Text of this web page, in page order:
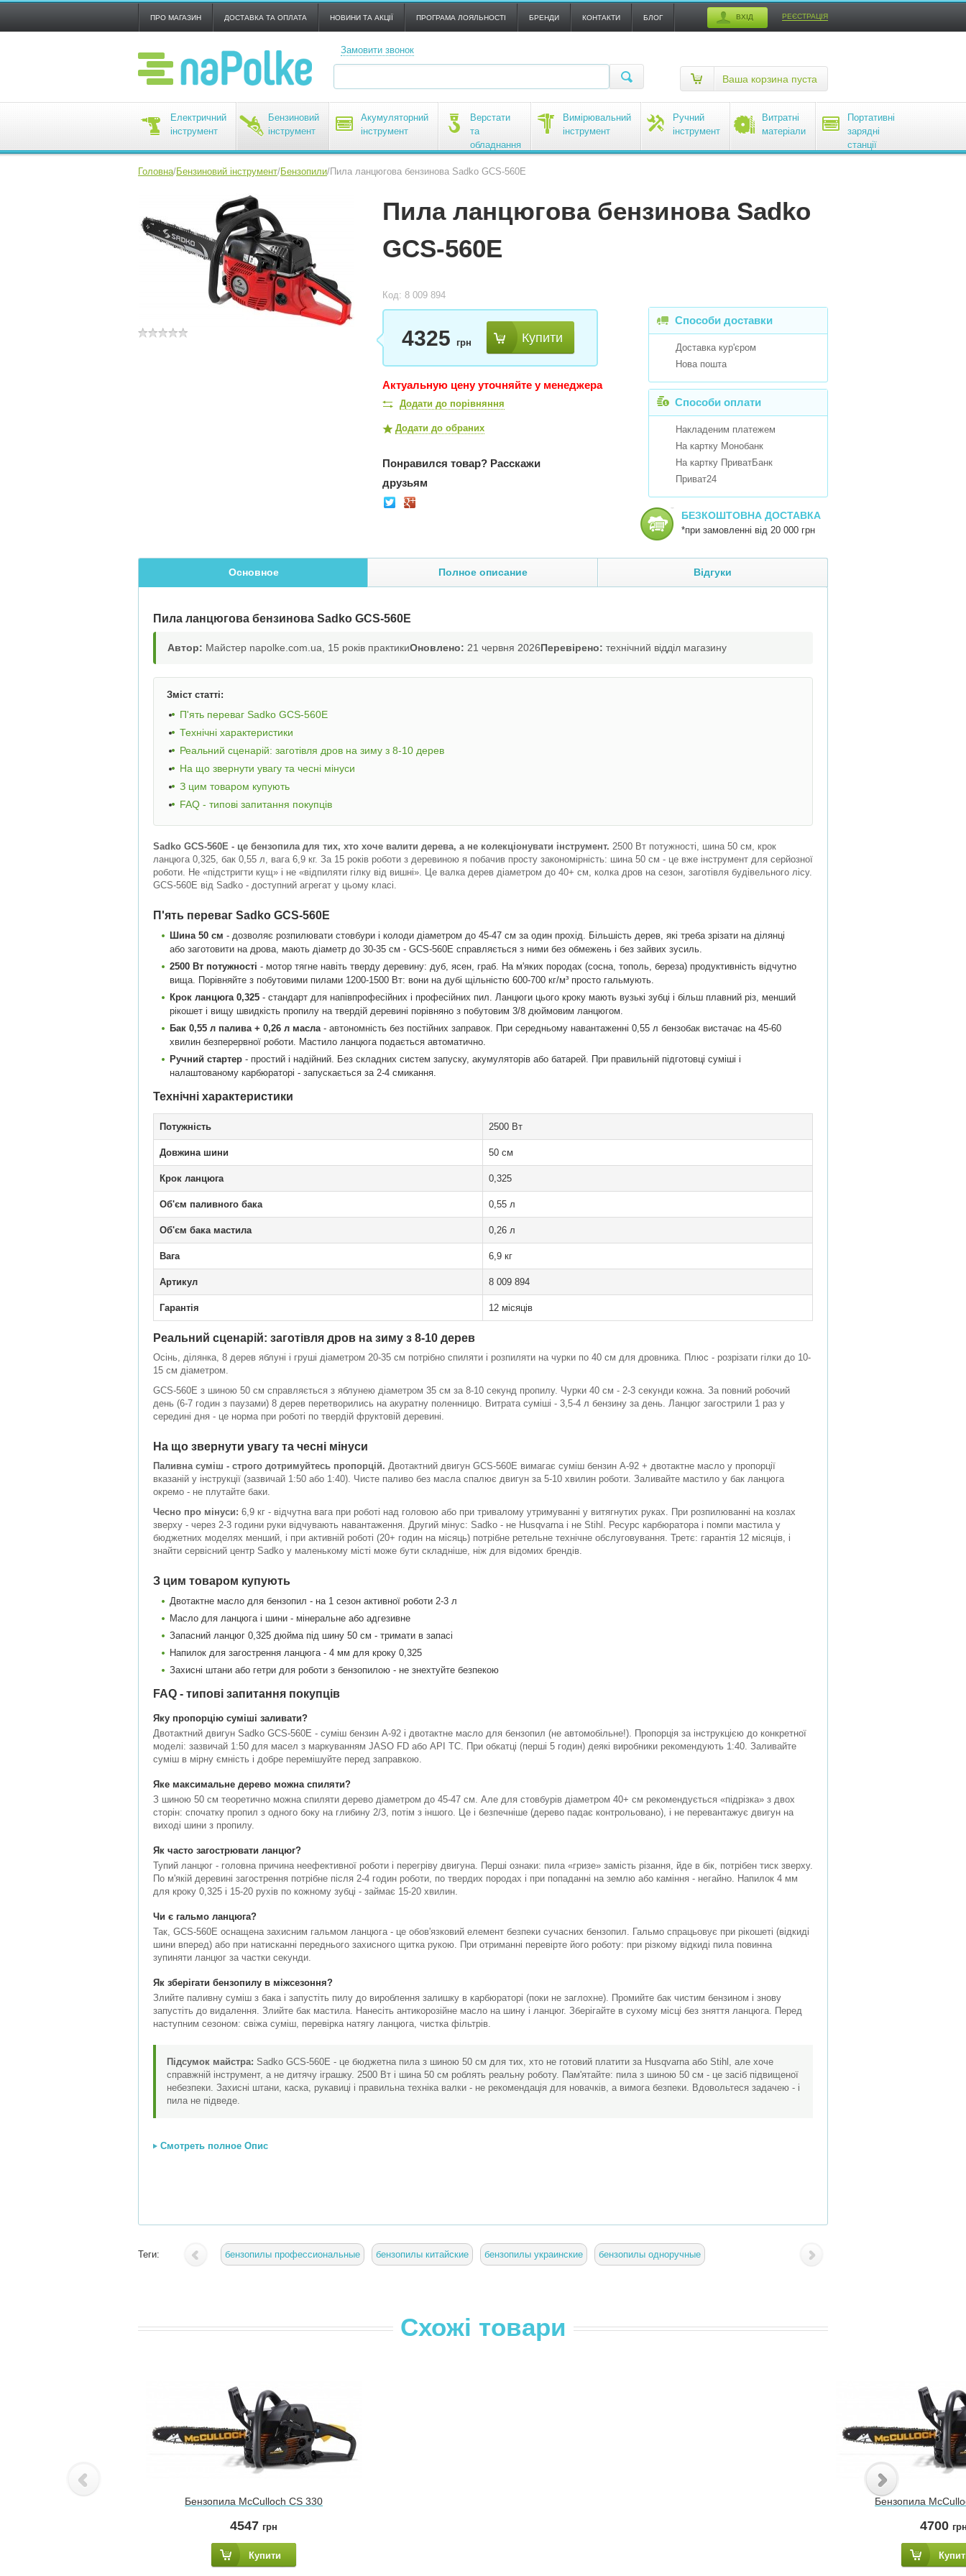
ПРО МАГАЗИН ДОСТАВКА ТА ОПЛАТА НОВИНИ ТА АКЦІЇ ПРОГРАМА ЛОЯЛЬНОСТІ БРЕНДИ КОНТАКТИ БЛОГ ВХІД РЕЄСТРАЦІЯ
Замовити звонок
Ваша корзина пуста
Електричний
інструмент
Бензиновий
інструмент
Акумуляторний
інструмент
Верстати
та
обладнання
Вимірювальний
інструмент
Ручний
інструмент
Витратні
матеріали
Портативні
зарядні
станції
EcoFlow
Головна/Бензиновий інструмент/Бензопили/Пила ланцюгова бензинова Sadko GCS-560E
Пила ланцюгова бензинова Sadko
GCS-560E
Код: 8 009 894
4325 грн Купити
Актуальную цену уточняйте у менеджера
Додати до порівняння
Додати до обраних
Понравился товар? Расскажи
друзьям
Способи доставки
Доставка кур'єром
Нова пошта
Способи оплати
Накладеним платежем
На картку Монобанк
На картку ПриватБанк
Приват24
БЕЗКОШТОВНА ДОСТАВКА
*при замовленні від 20 000 грн
Основное Полное описание Відгуки
Пила ланцюгова бензинова Sadko GCS-560E
Автор: Майстер napolke.com.ua, 15 років практикиОновлено: 21 червня 2026Перевірено: технічний відділ магазину
Зміст статті:
П'ять переваг Sadko GCS-560E
Технічні характеристики
Реальний сценарій: заготівля дров на зиму з 8-10 дерев
На що звернути увагу та чесні мінуси
З цим товаром купують
FAQ - типові запитання покупців
Sadko GCS-560E - це бензопила для тих, хто хоче валити дерева, а не колекціонувати інструмент. 2500 Вт потужності, шина 50 см, крок
ланцюга 0,325, бак 0,55 л, вага 6,9 кг. За 15 років роботи з деревиною я побачив просту закономірність: шина 50 см - це вже інструмент для серйозної
роботи. Не «підстригти кущ» і не «відпиляти гілку від вишні». Це валка дерев діаметром до 40+ см, колка дров на сезон, заготівля будівельного лісу.
GCS-560E від Sadko - доступний агрегат у цьому класі.
П'ять переваг Sadko GCS-560E
Шина 50 см - дозволяє розпилювати стовбури і колоди діаметром до 45-47 см за один прохід. Більшість дерев, які треба зрізати на ділянці
або заготовити на дрова, мають діаметр до 30-35 см - GCS-560E справляється з ними без обмежень і без зайвих зусиль.
2500 Вт потужності - мотор тягне навіть тверду деревину: дуб, ясен, граб. На м'яких породах (сосна, тополь, береза) продуктивність відчутно
вища. Порівняйте з побутовими пилами 1200-1500 Вт: вони на дубі щільністю 600-700 кг/м³ просто гальмують.
Крок ланцюга 0,325 - стандарт для напівпрофесійних і професійних пил. Ланцюги цього кроку мають вузькі зубці і більш плавний різ, менший
рікошет і вищу швидкість пропилу на твердій деревині порівняно з побутовим 3/8 дюймовим ланцюгом.
Бак 0,55 л палива + 0,26 л масла- автономність без постійних заправок. При середньому навантаженні 0,55 л бензобак вистачає на 45-60
хвилин безперервної роботи. Мастило ланцюга подається автоматично.
Ручний стартер - простий і надійний. Без складних систем запуску, акумуляторів або батарей. При правильній підготовці суміші і
налаштованому карбюраторі - запускається за 2-4 смикання.
Технічні характеристики
Потужність 2500 Вт
Довжина шини 50 см
Крок ланцюга 0,325
Об'єм паливного бака 0,55 л
Об'єм бака мастила 0,26 л
Вага 6,9 кг
Артикул 8 009 894
Гарантія 12 місяців
Реальний сценарій: заготівля дров на зиму з 8-10 дерев
Осінь, ділянка, 8 дерев яблуні і груші діаметром 20-35 см потрібно спиляти і розпиляти на чурки по 40 см для дровника. Плюс - розрізати гілки до 10-
15 см діаметром.
GCS-560E з шиною 50 см справляється з яблунею діаметром 35 см за 8-10 секунд пропилу. Чурки 40 см - 2-3 секунди кожна. За повний робочий
день (6-7 годин з паузами) 8 дерев перетворились на акуратну поленницю. Витрата суміші - 3,5-4 л бензину за день. Ланцюг загострили 1 раз у
середині дня - це норма при роботі по твердій фруктовій деревині.
На що звернути увагу та чесні мінуси
Паливна суміш - строго дотримуйтесь пропорцій. Двотактний двигун GCS-560E вимагає суміш бензин А-92 + двотактне масло у пропорції
вказаній у інструкції (зазвичай 1:50 або 1:40). Чисте паливо без масла спалює двигун за 5-10 хвилин роботи. Заливайте мастило у бак ланцюга
окремо - не плутайте баки.
Чесно про мінуси: 6,9 кг - відчутна вага при роботі над головою або при тривалому утримуванні у витягнутих руках. При розпилюванні на козлах
зверху - через 2-3 години руки відчувають навантаження. Другий мінус: Sadko - не Husqvarna і не Stihl. Ресурс карбюратора і помпи мастила у
бюджетних моделях менший, і при активній роботі (20+ годин на місяць) потрібне ретельне технічне обслуговування. Третє: гарантія 12 місяців, і
знайти сервісний центр Sadko у маленькому місті може бути складніше, ніж для відомих брендів.
З цим товаром купують
Двотактне масло для бензопил - на 1 сезон активної роботи 2-3 л
Масло для ланцюга і шини - мінеральне або адгезивне
Запасний ланцюг 0,325 дюйма під шину 50 см - тримати в запасі
Напилок для загострення ланцюга - 4 мм для кроку 0,325
Захисні штани або гетри для роботи з бензопилою - не знехтуйте безпекою
FAQ - типові запитання покупців
Яку пропорцію суміші заливати?
Двотактний двигун Sadko GCS-560E - суміш бензин А-92 і двотактне масло для бензопил (не автомобільне!). Пропорція за інструкцією до конкретної
моделі: зазвичай 1:50 для масел з маркуванням JASO FD або API TC. При обкатці (перші 5 годин) деякі виробники рекомендують 1:40. Заливайте
суміш в мірну ємність і добре перемішуйте перед заправкою.
Яке максимальне дерево можна спиляти?
З шиною 50 см теоретично можна спиляти дерево діаметром до 45-47 см. Але для стовбурів діаметром 40+ см рекомендується «підрізка» з двох
сторін: спочатку пропил з одного боку на глибину 2/3, потім з іншого. Це і безпечніше (дерево падає контрольовано), і не перевантажує двигун на
виході шини з пропилу.
Як часто загострювати ланцюг?
Тупий ланцюг - головна причина неефективної роботи і перегріву двигуна. Перші ознаки: пила «гризе» замість різання, йде в бік, потрібен тиск зверху.
По м'якій деревині загострення потрібне після 2-4 годин роботи, по твердих породах і при попаданні на землю або каміння - негайно. Напилок 4 мм
для кроку 0,325 і 15-20 рухів по кожному зубці - займає 15-20 хвилин.
Чи є гальмо ланцюга?
Так, GCS-560E оснащена захисним гальмом ланцюга - це обов'язковий елемент безпеки сучасних бензопил. Гальмо спрацьовує при рікошеті (відкиді
шини вперед) або при натисканні переднього захисного щитка рукою. При отриманні перевірте його роботу: при різкому відкиді пила повинна
зупиняти ланцюг за частки секунди.
Як зберігати бензопилу в міжсезоння?
Злийте паливну суміш з бака і запустіть пилу до вироблення залишку в карбюраторі (поки не заглохне). Промийте бак чистим бензином і знову
запустіть до видалення. Злийте бак мастила. Нанесіть антикорозійне масло на шину і ланцюг. Зберігайте в сухому місці без зняття ланцюга. Перед
наступним сезоном: свіжа суміш, перевірка натягу ланцюга, чистка фільтрів.
Підсумок майстра: Sadko GCS-560E - це бюджетна пила з шиною 50 см для тих, хто не готовий платити за Husqvarna або Stihl, але хоче
справжній інструмент, а не дитячу іграшку. 2500 Вт і шина 50 см роблять реальну роботу. Пам'ятайте: пила з шиною 50 см - це засіб підвищеної
небезпеки. Захисні штани, каска, рукавиці і правильна техніка валки - не рекомендація для новачків, а вимога безпеки. Вдовольтеся задачею - і
пила не підведе.
Смотреть полное Опис
Теги: бензопилы профессиональные бензопилы китайские бензопилы украинские бензопилы одноручные
Схожі товари
Бензопила McCulloch CS 330
4547 грн
Купити
Бензопила
4700